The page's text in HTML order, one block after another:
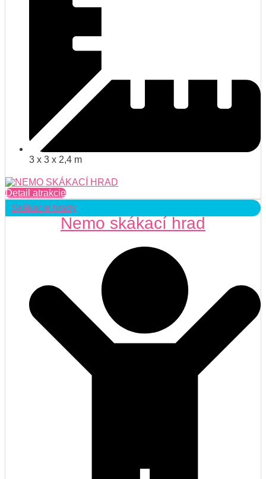
3 x 3 x 2,4 m
Detail atrakcie
Skákacie hrady
Nemo skákací hrad